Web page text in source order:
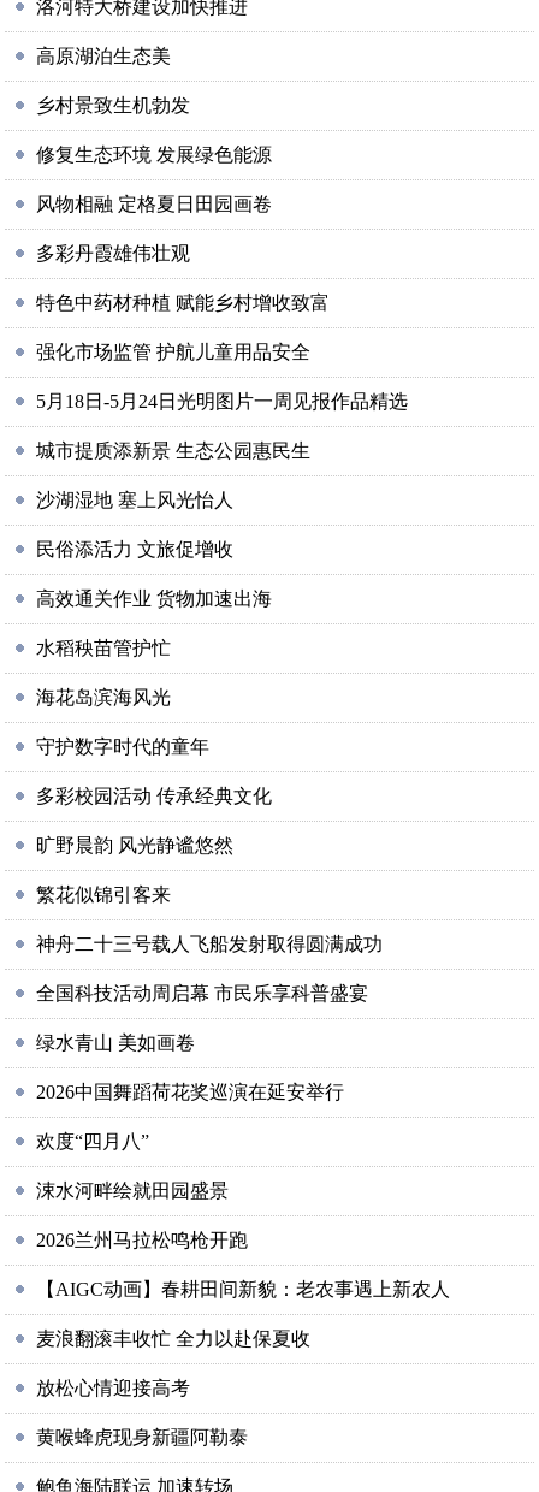
洛河特大桥建设加快推进
高原湖泊生态美
乡村景致生机勃发
修复生态环境 发展绿色能源
风物相融 定格夏日田园画卷
多彩丹霞雄伟壮观
特色中药材种植 赋能乡村增收致富
强化市场监管 护航儿童用品安全
5月18日-5月24日光明图片一周见报作品精选
城市提质添新景 生态公园惠民生
沙湖湿地 塞上风光怡人
民俗添活力 文旅促增收
高效通关作业 货物加速出海
水稻秧苗管护忙
海花岛滨海风光
守护数字时代的童年
多彩校园活动 传承经典文化
旷野晨韵 风光静谧悠然
繁花似锦引客来
神舟二十三号载人飞船发射取得圆满成功
全国科技活动周启幕 市民乐享科普盛宴
绿水青山 美如画卷
2026中国舞蹈荷花奖巡演在延安举行
欢度“四月八”
涑水河畔绘就田园盛景
2026兰州马拉松鸣枪开跑
【AIGC动画】春耕田间新貌：老农事遇上新农人
麦浪翻滚丰收忙 全力以赴保夏收
放松心情迎接高考
黄喉蜂虎现身新疆阿勒泰
鲍鱼海陆联运 加速转场